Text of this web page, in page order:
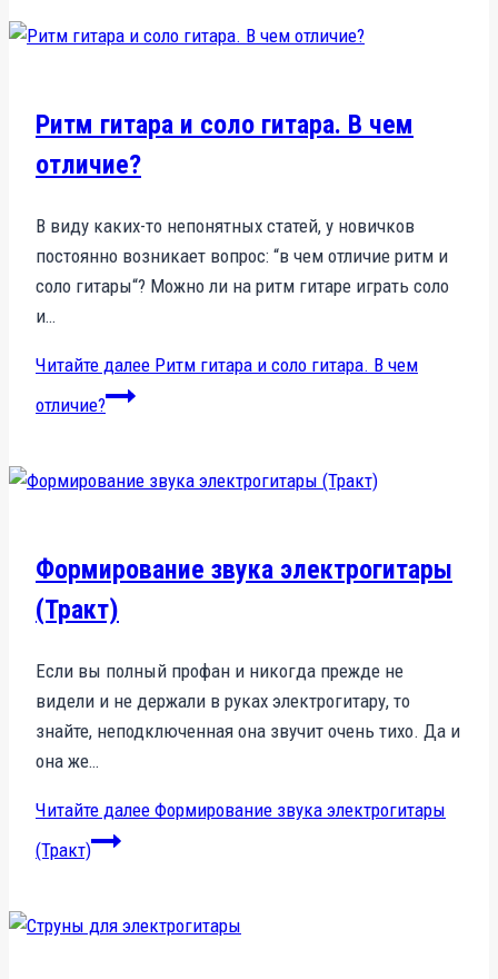
Ритм гитара и соло гитара. В чем
отличие?
В виду каких-то непонятных статей, у новичков
постоянно возникает вопрос: “в чем отличие ритм и
соло гитары“? Можно ли на ритм гитаре играть соло
и…
Читайте далее Ритм гитара и соло гитара. В чем
отличие?
Формирование звука электрогитары
(Тракт)
Если вы полный профан и никогда прежде не
видели и не держали в руках электрогитару, то
знайте, неподключенная она звучит очень тихо. Да и
она же…
Читайте далее Формирование звука электрогитары
(Тракт)